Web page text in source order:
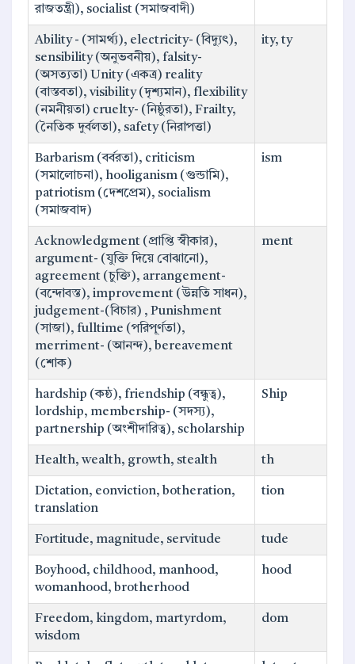
রাজতন্ত্রী), socialist (সমাজবাদী)
ity, ty
Ability - (সামর্থ্য), electricity- (বিদ্যুৎ),
sensibility (অনুভবনীয়), falsity-
(অসত্যতা) Unity (একত্র) reality
(বাস্তবতা), visibility (দৃশ্যমান), flexibility
(নমনীয়তা) cruelty- (নিষ্ঠুরতা), Frailty,
(নৈতিক দুর্বলতা), safety (নিরাপত্তা)
ism
Barbarism (বর্বরতা), criticism
(সমালোচনা), hooliganism (গুন্ডামি),
patriotism (দেশপ্রেম), socialism
(সমাজবাদ)
ment
Acknowledgment (প্রাপ্তি স্বীকার),
argument- (যুক্তি দিয়ে বোঝানো),
agreement (চুক্তি), arrangement-
(বন্দোবস্ত), improvement (উন্নতি সাধন),
judgement-(বিচার) , Punishment
(সাজা), fulltime (পরিপূর্ণতা),
merriment- (আনন্দ), bereavement
(শোক)
Ship
hardship (কষ্ঠ), friendship (বন্ধুত্ব),
lordship, membership- (সদস্য),
partnership (অংশীদারিত্ব), scholarship
th
Health, wealth, growth, stealth
tion
Dictation, eonviction, botheration,
translation
tude
Fortitude, magnitude, servitude
hood
Boyhood, childhood, manhood,
womanhood, brotherhood
dom
Freedom, kingdom, martyrdom,
wisdom